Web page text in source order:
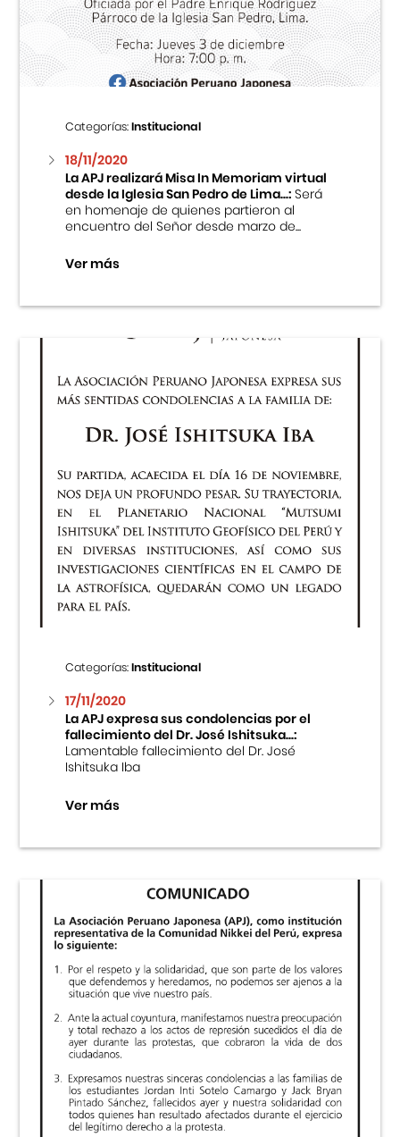
Centro Cultural Peruano Japonés
Museo de la Inmigración Japonesa
Fondo Editorial
Teatro Peruano Japonés
Categorías:Institucional
18/11/2020
La APJ realizará Misa In Memoriam virtual
desde la Iglesia San Pedro de Lima...:Será
en homenaje de quienes partieron al
encuentro del Señor desde marzo de...
Ver más
Categorías:Institucional
17/11/2020
La APJ expresa sus condolencias por el
fallecimiento del Dr. José Ishitsuka...:
Lamentable fallecimiento del Dr. José
Ishitsuka Iba
Ver más